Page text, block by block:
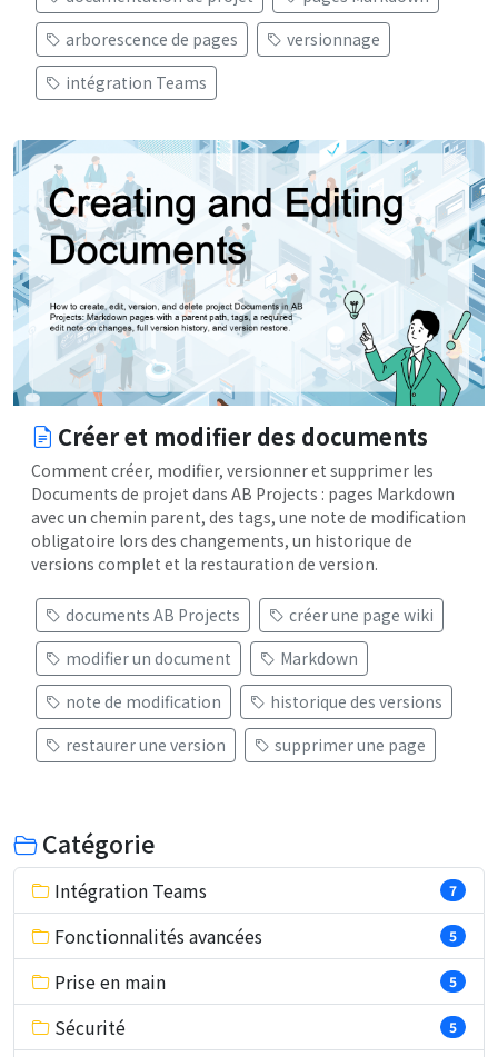
arborescence de pages
versionnage
intégration Teams
Créer et modifier des documents
Comment créer, modifier, versionner et supprimer les
Documents de projet dans AB Projects : pages Markdown
avec un chemin parent, des tags, une note de modification
obligatoire lors des changements, un historique de
versions complet et la restauration de version.
documents AB Projects
créer une page wiki
modifier un document
Markdown
note de modification
historique des versions
restaurer une version
supprimer une page
Catégorie
Intégration Teams 7
Fonctionnalités avancées 5
Prise en main 5
Sécurité 5